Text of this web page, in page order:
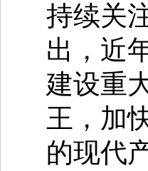
持续关
出，近
建设重
王，加
的现代